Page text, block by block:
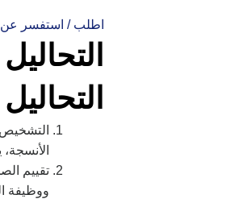
اطلب / استفسر عن
تقييم
ووظيفة